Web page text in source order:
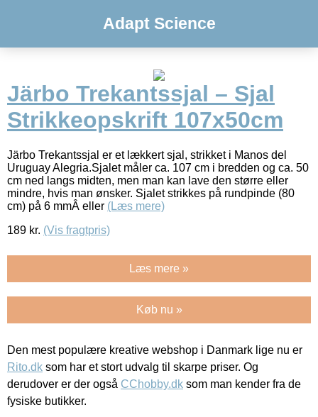
Adapt Science
Järbo Trekantssjal – Sjal
Strikkeopskrift 107x50cm
Järbo Trekantssjal er et lækkert sjal, strikket i Manos del
Uruguay Alegria.Sjalet måler ca. 107 cm i bredden og ca. 50
cm ned langs midten, men man kan lave den større eller
mindre, hvis man ønsker. Sjalet strikkes på rundpinde (80
cm) på 6 mmÂ eller (Læs mere)
189 kr. (Vis fragtpris)
Læs mere »
Køb nu »
Den mest populære kreative webshop i Danmark lige nu er
Rito.dk som har et stort udvalg til skarpe priser. Og
derudover er der også CChobby.dk som man kender fra de
fysiske butikker.